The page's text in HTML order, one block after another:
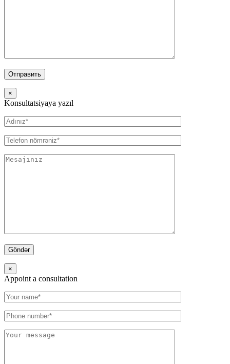
×
Konsultatsiyaya yazıl
×
Appoint a consultation